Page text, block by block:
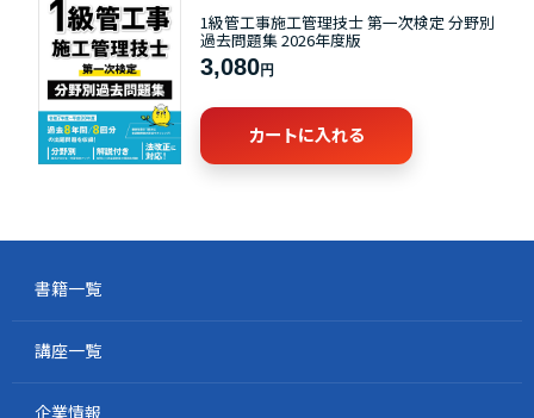
1級管工事施工管理技士 第一次検定 分野別
過去問題集 2026年度版
3,080円
カートに入れる
書籍一覧
講座一覧
企業情報